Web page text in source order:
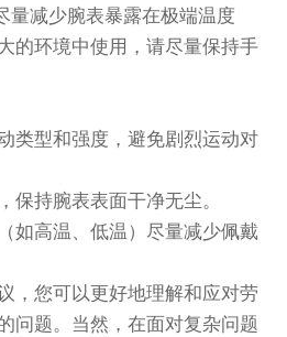
减少腕表暴露在极端温度
的环境中使用，请尽量保持手
型和强度，避免剧烈运动对
持腕表表面干净无尘。
高温、低温）尽量减少佩戴
您可以更好地理解和应对劳
问题。当然，在面对复杂问题